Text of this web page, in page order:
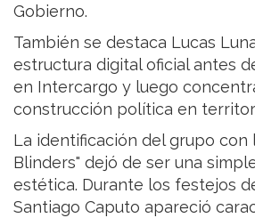
Gobierno.
También se destaca Lucas
estructura digital oficial antes
en Intercargo y luego
construcción política en
La identificación del grupo con
Blinders" dejó de ser una
estética. Durante los festejos
Santiago Caputo apareció